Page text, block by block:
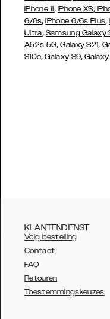
iPhone 11, iPhone XS,
6/6s,iPhone 6/6s Plus,
Ultra, Samsung Galaxy
A52s 5G,Galaxy S21,
S10e,Galaxy S9,
KLANTENDIENST
Volg bestelling
Contact
FAQ
Retouren
Toestemmingskeuzes